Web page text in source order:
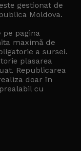
gestionat de
Moldova.
pagina
maximă de
a sursei.
plasarea
Republicarea
doar în
cu